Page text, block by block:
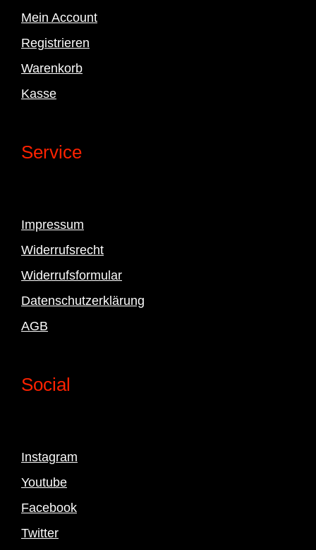
Mein Account
Registrieren
Warenkorb
Kasse
Service
Impressum
Widerrufsrecht
Widerrufsformular
Datenschutzerklärung
AGB
Social
Instagram
Youtube
Facebook
Twitter